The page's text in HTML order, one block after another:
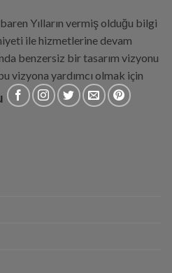
Yılların vermiş olduğu bilgi
ile hizmetlerine devam
benzersiz bir tasarım vizyonu
vizyona yardımcı olmak için